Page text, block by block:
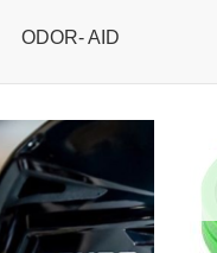
ODOR- AID